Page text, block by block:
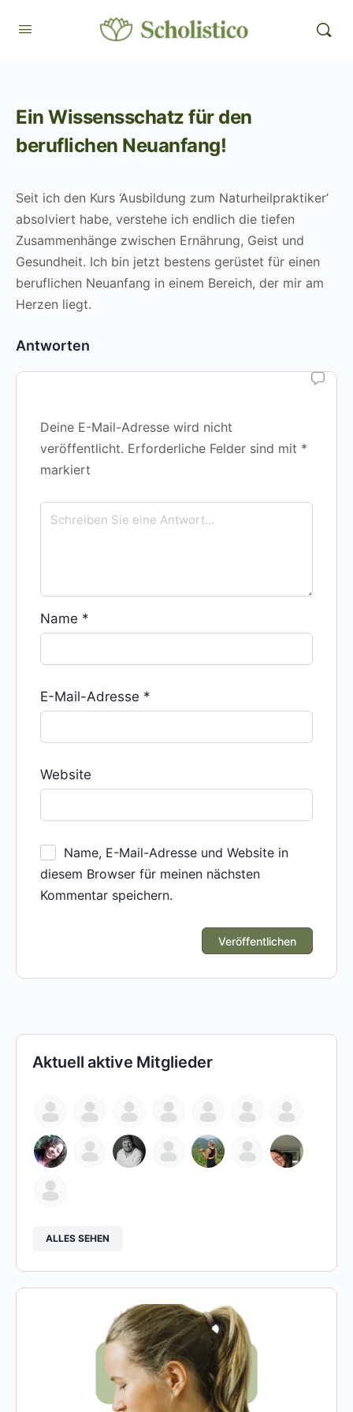
Ein Wissensschatz für den
beruflichen Neuanfang!
Seit ich den Kurs ‘Ausbildung zum Naturheilpraktiker’
absolviert habe, verstehe ich endlich die tiefen
Zusammenhänge zwischen Ernährung, Geist und
Gesundheit. Ich bin jetzt bestens gerüstet für einen
beruflichen Neuanfang in einem Bereich, der mir am
Herzen liegt.
Antworten
Deine E-Mail-Adresse wird nicht
veröffentlicht. Erforderliche Felder sind mit *
markiert
Name *
E-Mail-Adresse *
Website
Name, E-Mail-Adresse und Website in
diesem Browser für meinen nächsten
Kommentar speichern.
Aktuell aktive Mitglieder
ALLES SEHEN